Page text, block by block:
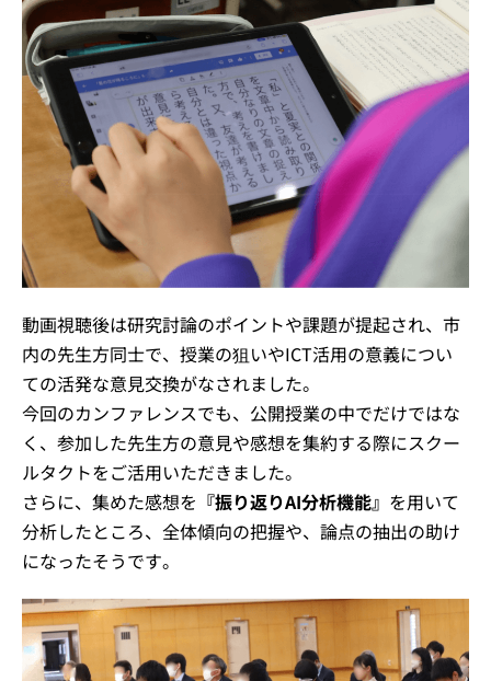
動画視聴後は研究討論のポイントや課題が提起され、市
内の先生方同士で、授業の狙いやICT活用の意義につい
ての活発な意見交換がなされました。
今回のカンファレンスでも、公開授業の中でだけではな
く、参加した先生方の意見や感想を集約する際にスクー
ルタクトをご活用いただきました。
さらに、集めた感想を 『振り返りAI分析機能』 を用いて
分析したところ、全体傾向の把握や、論点の抽出の助け
になったそうです。